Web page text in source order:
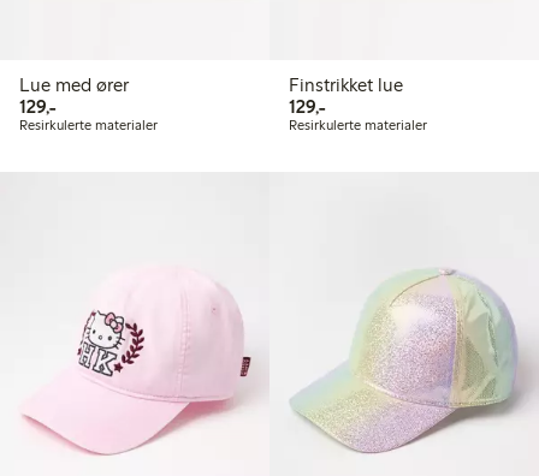
Lue med ører
129,-129,00 kr
Resirkulerte materialer
Finstrikket lue
129,-129,00 kr
Resirkulerte materialer